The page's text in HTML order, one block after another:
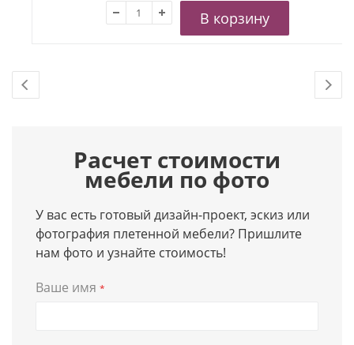
В корзину
Расчет стоимости
мебели по фото
У вас есть готовый дизайн-проект, эскиз или
фотография плетенной мебели? Пришлите
нам фото и узнайте стоимость!
Ваше имя *